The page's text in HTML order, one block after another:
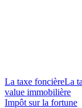
La taxe foncièreLa
value immobilière
Impôt sur la fortune